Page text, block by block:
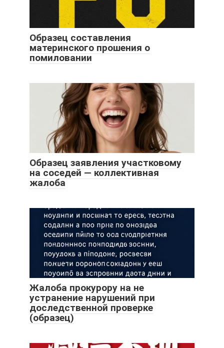
Образец составления
материнского прошения о
помиловании
Образец заявления участковому
на соседей — коллективная
жалоба
Жалоба прокурору на не
устранение нарушений при
доследственной проверке
(образец)